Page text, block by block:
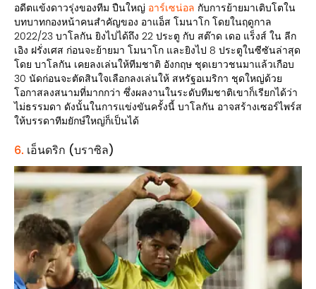
อดีตแข้งดาวรุ่งของทีม ปืนใหญ่ อาร์เซน่อล กับการย้ายมาเติบโตใน
บทบาทกองหน้าคนสำคัญของ อาแอ็ส โมนาโก โดยในฤดูกาล
2022/23 บาโลกัน ยิงไปได้ถึง 22 ประตู กับ สต๊าด เดอ แร็งส์ ใน ลีก
เอิง ฝรั่งเศส ก่อนจะย้ายมา โมนาโก และยิงไป 8 ประตูในซีซันล่าสุด
โดย บาโลกัน เคยลงเล่นให้ทีมชาติ อังกฤษ ชุดเยาวชนมาแล้วเกือบ
30 นัดก่อนจะตัดสินใจเลือกลงเล่นให้ สหรัฐอเมริกา ชุดใหญ่ด้วย
โอกาสลงสนามที่มากกว่า ซึ่งผลงานในระดับทีมชาติเขาก็เรียกได้ว่า
ไม่ธรรมดา ดังนั้นในการแข่งขันครั้งนี้ บาโลกัน อาจสร้างเซอร์ไพร์ส
ให้บรรดาทีมยักษ์ใหญ่ก็เป็นได้
6. เอ็นดริก (บราซิล)